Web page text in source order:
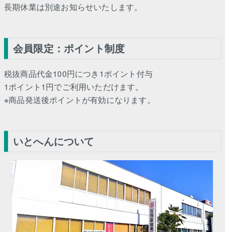
長期休業は別途お知らせいたします。
会員限定：ポイント制度
税抜商品代金100円につき1ポイント付与
1ポイント1円でご利用いただけます。
※商品発送後ポイントが有効になります。
いとへんについて